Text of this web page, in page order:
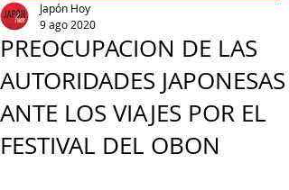
PREOCUPACION DE LAS
AUTORIDADES JAPONESAS
ANTE LOS VIAJES POR EL
FESTIVAL DEL OBON
Japón Hoy
9 ago 2020